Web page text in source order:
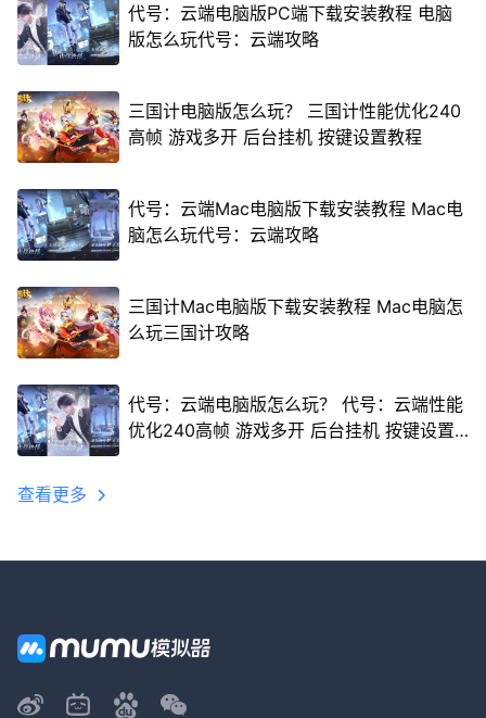
代号：云端电脑版PC端下载安装教程 电脑
版怎么玩代号：云端攻略
三国计电脑版怎么玩？ 三国计性能优化240
高帧 游戏多开 后台挂机 按键设置教程
代号：云端Mac电脑版下载安装教程 Mac电
脑怎么玩代号：云端攻略
三国计Mac电脑版下载安装教程 Mac电脑怎
么玩三国计攻略
代号：云端电脑版怎么玩？ 代号：云端性能
优化240高帧 游戏多开 后台挂机 按键设置
查看更多